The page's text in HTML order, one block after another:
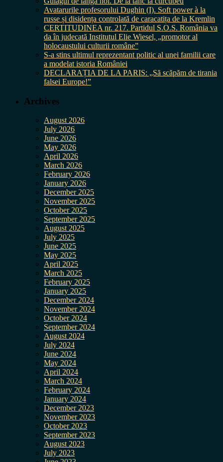
Avatarurile profesorului Dughin (I). Soft power à la
russe și disidența controlată de caracatița de la Kremlin
CERTITUDINEA nr. 217. Partidul S.O.S. România va
da în judecată Institutul Elie Wiesel, „promotor al
holocaustului culturii române”
S-a stins ultimul reprezentant politic al unei familii care
a modelat istoria României
DECLARAȚIA DE LA PARIS: „Să scăpăm de tirania
falsei Europe!”
Archives
August 2026
July 2026
June 2026
May 2026
April 2026
March 2026
February 2026
January 2026
December 2025
November 2025
October 2025
September 2025
August 2025
July 2025
June 2025
May 2025
April 2025
March 2025
February 2025
January 2025
December 2024
November 2024
October 2024
September 2024
August 2024
July 2024
June 2024
May 2024
April 2024
March 2024
February 2024
January 2024
December 2023
November 2023
October 2023
September 2023
August 2023
July 2023